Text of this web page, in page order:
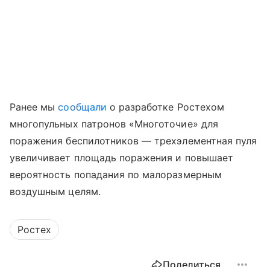
Ранее мысообщали о разработке Ростехом
многопульных патронов «Многоточие» для
поражения беспилотников — трехэлементная пуля
увеличивает площадь поражения и повышает
вероятность попадания по малоразмерным
воздушным целям.
Ростех